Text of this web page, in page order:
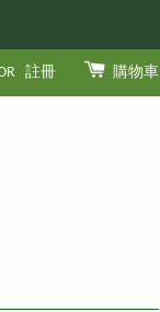
註冊 購物車